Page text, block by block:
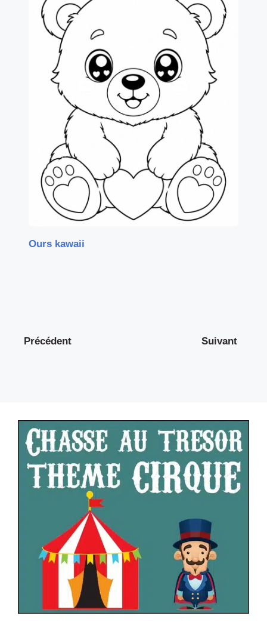
Ours kawaii
Précédent Suivant